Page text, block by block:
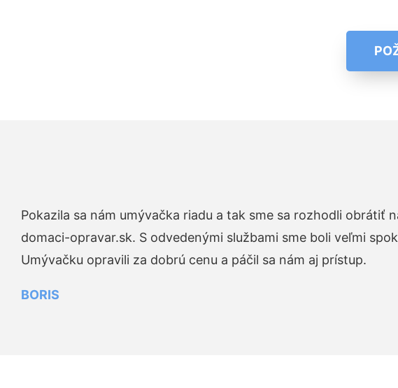
Pokazila sa nám umývačka riadu a tak sme sa rozhodli obrátiť
domaci-opravar.sk. S odvedenými službami sme boli veľmi
Umývačku opravili za dobrú cenu a páčil sa nám aj prístup.
BORIS